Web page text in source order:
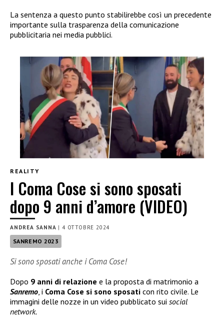
La sentenza a questo punto stabilirebbe così un precedente
importante sulla trasparenza della comunicazione
pubblicitaria nei media pubblici.
REALITY
I Coma Cose si sono sposati
dopo 9 anni d’amore (VIDEO)
ANDREA SANNA |4 OTTOBRE 2024
SANREMO 2023
Si sono sposati anche i Coma Cose!
Dopo 9 anni di relazione e la proposta di matrimonio a
Sanremo, i Coma Cose si sono sposati con rito civile. Le
immagini delle nozze in un video pubblicato sui social
network.